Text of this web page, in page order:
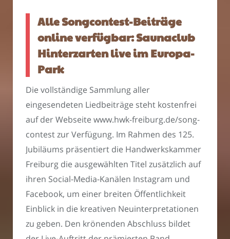
Alle Songcontest-Beiträge
online verfügbar: Saunaclub
Hinterzarten live im Europa-
Park
Die vollständige Sammlung aller
eingesendeten Liedbeiträge steht kostenfrei
auf der Webseite www.hwk-freiburg.de/song-
contest zur Verfügung. Im Rahmen des 125.
Jubiläums präsentiert die Handwerkskammer
Freiburg die ausgewählten Titel zusätzlich auf
ihren Social-Media-Kanälen Instagram und
Facebook, um einer breiten Öffentlichkeit
Einblick in die kreativen Neuinterpretationen
zu geben. Den krönenden Abschluss bildet